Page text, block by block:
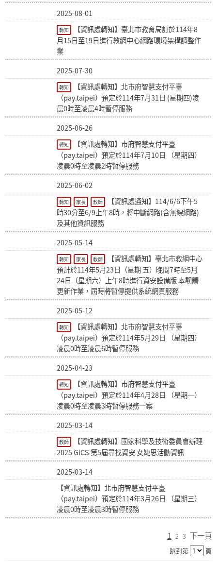
2025-08-01
轉知
【資訊處轉知】臺北市教育局訂於114年8
月15日至19日進行教網中心網路環境架構調整作
業
2025-07-30
轉知
【資訊處轉知】北市府智慧支付平臺
（pay.taipei）預定於114年7月31日 (星期四)凌
晨0時至凌晨4時暫停服務
2025-06-26
轉知
【資訊處轉知】市府智慧支付平臺
（pay.taipei）預定於114年7月10日 （星期四）
凌晨0時至凌晨2時暫停服務
2025-06-02
轉知 家長 教師
【資訊處通知】114/6/6下午5
時30分至6/9上午8時，將中斷網路(含無線網路)
及其他資訊服務
2025-05-14
轉知 家長 教師
【資訊處轉知】臺北市教網中心
預計於114年5月23日（星期 五）晚間7時至5月
24日（星期六）上午8時進行資安設備版 本韌體
更新作業，屆時將暫停提供系統網頁服務
2025-05-12
轉知
【資訊處轉知】北市府智慧支付平臺
（pay.taipei）預定於114年5月29日 （星期四）
凌晨0時至凌晨6時暫停服務
2025-04-23
轉知
【資訊處轉知】市府智慧支付平臺
（pay.taipei）預定於114年4月28日 （星期一）
凌晨0時至凌晨3時暫停服務一案
2025-03-14
教師
【資訊處轉知】國家科學及技術委員會辦理
2025 GiCS 第5屆尋找資安 女婕思活動資訊
2025-03-14
【資訊處轉知】北市府智慧支付平臺
（pay.taipei）預定於114年3月26日 （星期三）
凌晨0時至凌晨3時暫停服務
1 2 3 下一頁
跳到第 頁